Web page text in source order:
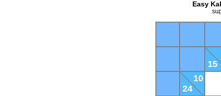
Easy
15
10
24